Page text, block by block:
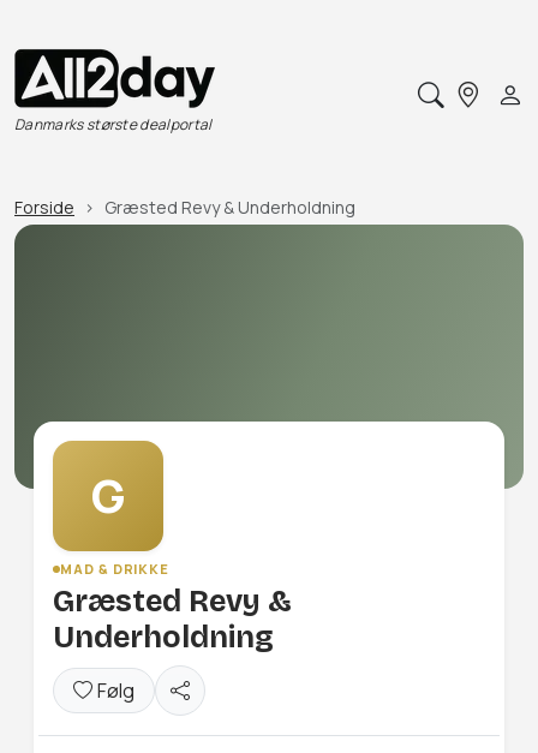
Danmarks største dealportal
Forside Græsted Revy & Underholdning
G
MAD & DRIKKE
Græsted Revy &
Underholdning
Følg